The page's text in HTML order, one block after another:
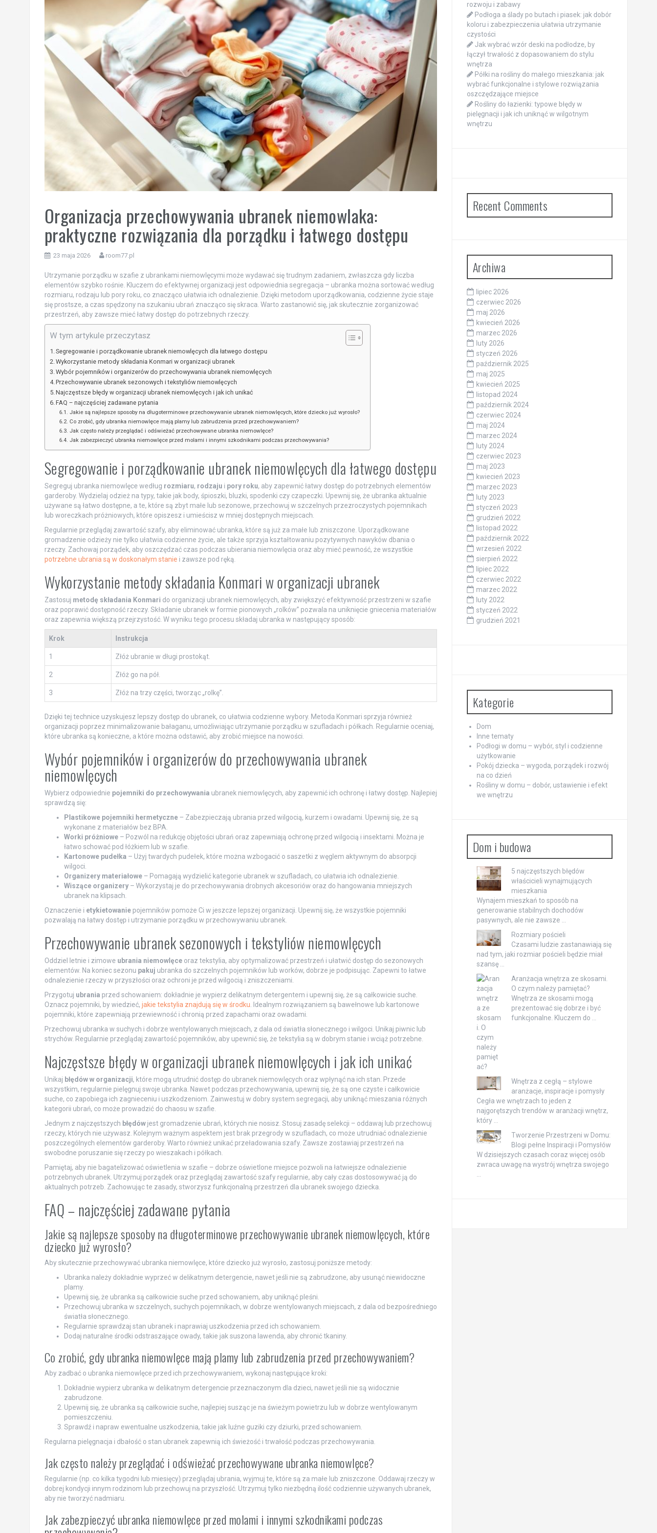
Organizacja przechowywania ubranek niemowlaka:
praktyczne rozwiązania dla porządku i łatwego dostępu
23 maja 2026 room77.pl
Utrzymanie porządku w szafie z ubrankami niemowlęcymi może wydawać się trudnym zadaniem, zwłaszcza gdy liczba
elementów szybko rośnie. Kluczem do efektywnej organizacji jest odpowiednia segregacja – ubranka można sortować według
rozmiaru, rodzaju lub pory roku, co znacząco ułatwia ich odnalezienie. Dzięki metodom uporządkowania, codzienne życie staje
się prostsze, a czas spędzony na szukaniu ubrań znacząco się skraca. Warto zastanowić się, jak skutecznie zorganizować
przestrzeń, aby zawsze mieć łatwy dostęp do potrzebnych rzeczy.
W tym artykule przeczytasz
Segregowanie i porządkowanie ubranek niemowlęcych dla łatwego dostępu
Wykorzystanie metody składania Konmari w organizacji ubranek
Wybór pojemników i organizerów do przechowywania ubranek niemowlęcych
Przechowywanie ubranek sezonowych i tekstyliów niemowlęcych
Najczęstsze błędy w organizacji ubranek niemowlęcych i jak ich unikać
FAQ – najczęściej zadawane pytania
Jakie są najlepsze sposoby na długoterminowe przechowywanie ubranek niemowlęcych, które dziecko już wyrosło?
Co zrobić, gdy ubranka niemowlęce mają plamy lub zabrudzenia przed przechowywaniem?
Jak często należy przeglądać i odświeżać przechowywane ubranka niemowlęce?
Jak zabezpieczyć ubranka niemowlęce przed molami i innymi szkodnikami podczas przechowywania?
Segregowanie i porządkowanie ubranek niemowlęcych dla łatwego dostępu
Segreguj ubranka niemowlęce według rozmiaru, rodzaju i pory roku, aby zapewnić łatwy dostęp do potrzebnych elementów
garderoby. Wydzielaj odzież na typy, takie jak body, śpioszki, bluzki, spodenki czy czapeczki. Upewnij się, że ubranka aktualnie
używane są łatwo dostępne, a te, które są zbyt małe lub sezonowe, przechowuj w szczelnych przezroczystych pojemnikach
lub woreczkach próżniowych, które opiszesz i umieścisz w mniej dostępnych miejscach.
Regularnie przeglądaj zawartość szafy, aby eliminować ubranka, które są już za małe lub zniszczone. Uporządkowane
gromadzenie odzieży nie tylko ułatwia codzienne życie, ale także sprzyja kształtowaniu pozytywnych nawyków dbania o
rzeczy. Zachowaj porządek, aby oszczędzać czas podczas ubierania niemowlęcia oraz aby mieć pewność, że wszystkie
potrzebne ubrania są w doskonałym stanie i zawsze pod ręką.
Wykorzystanie metody składania Konmari w organizacji ubranek
Zastosuj metodę składania Konmari do organizacji ubranek niemowlęcych, aby zwiększyć efektywność przestrzeni w szafie
oraz poprawić dostępność rzeczy. Składanie ubranek w formie pionowych „rolków” pozwala na uniknięcie gniecenia materiałów
oraz zapewnia większą przejrzystość. W wyniku tego procesu składaj ubranka w następujący sposób:
Krok Instrukcja
1 Złóż ubranie w długi prostokąt.
2 Złóż go na pół.
3 Złóż na trzy części, tworząc „rolkę”.
Dzięki tej technice uzyskujesz lepszy dostęp do ubranek, co ułatwia codzienne wybory. Metoda Konmari sprzyja również
organizacji poprzez minimalizowanie bałaganu, umożliwiając utrzymanie porządku w szufladach i półkach. Regularnie oceniaj,
które ubranka są konieczne, a które można odstawić, aby zrobić miejsce na nowości.
Wybór pojemników i organizerów do przechowywania ubranek
niemowlęcych
Wybierz odpowiednie pojemniki do przechowywania ubranek niemowlęcych, aby zapewnić ich ochronę i łatwy dostęp. Najlepiej
sprawdzą się:
Plastikowe pojemniki hermetyczne– Zabezpieczają ubrania przed wilgocią, kurzem i owadami. Upewnij się, że są
wykonane z materiałów bez BPA.
Worki próżniowe– Pozwól na redukcję objętości ubrań oraz zapewniają ochronę przed wilgocią i insektami. Można je
łatwo schować pod łóżkiem lub w szafie.
Kartonowe pudełka – Użyj twardych pudełek, które można wzbogacić o saszetki z węglem aktywnym do absorpcji
wilgoci.
Organizery materiałowe– Pomagają wydzielić kategorie ubranek w szufladach, co ułatwia ich odnalezienie.
Wiszące organizery– Wykorzystaj je do przechowywania drobnych akcesoriów oraz do hangowania mniejszych
ubranek na klipsach.
Oznaczenie i etykietowaniepojemników pomoże Ci w jeszcze lepszej organizacji. Upewnij się, że wszystkie pojemniki
pozwalają na łatwy dostęp i utrzymanie porządku w przechowywaniu ubranek.
Przechowywanie ubranek sezonowych i tekstyliów niemowlęcych
Oddziel letnie i zimowe ubrania niemowlęceoraz tekstylia, aby optymalizować przestrzeń i ułatwić dostęp do sezonowych
elementów. Na koniec sezonu pakuj ubranka do szczelnych pojemników lub worków, dobrze je podpisując. Zapewni to łatwe
odnalezienie rzeczy w przyszłości oraz ochroni je przed wilgocią i zniszczeniami.
Przygotuj ubrania przed schowaniem: dokładnie je wypierz delikatnym detergentem i upewnij się, że są całkowicie suche.
Oznacz pojemniki, by wiedzieć, jakie tekstylia znajdują się w środku . Idealnym rozwiązaniem są bawełnowe lub kartonowe
pojemniki, które zapewniają przewiewność i chronią przed zapachami oraz owadami.
Przechowuj ubranka w suchych i dobrze wentylowanych miejscach, z dala od światła słonecznego i wilgoci. Unikaj piwnic lub
strychów. Regularnie przeglądaj zawartość pojemników, aby upewnić się, że tekstylia są w dobrym stanie i wciąż potrzebne.
Najczęstsze błędy w organizacji ubranek niemowlęcych i jak ich unikać
Unikaj błędów w organizacji, które mogą utrudnić dostęp do ubranek niemowlęcych oraz wpłynąć na ich stan. Przede
wszystkim, regularnie pielęgnuj swoje ubranka. Nawet podczas przechowywania, upewnij się, że są one czyste i całkowicie
suche, co zapobiega ich zagnieceniu i uszkodzeniom. Zainwestuj w dobry system segregacji, aby uniknąć mieszania różnych
kategorii ubrań, co może prowadzić do chaosu w szafie.
Jednym z najczęstszych błędówjest gromadzenie ubrań, których nie nosisz. Stosuj zasadę selekcji – oddawaj lub przechowuj
rzeczy, których nie używasz. Kolejnym ważnym aspektem jest brak przegrody w szufladach, co może utrudniać odnalezienie
poszczególnych elementów garderoby. Warto również unikać przeładowania szafy. Zawsze zostawiaj przestrzeń na
swobodne poruszanie się rzeczy po wieszakach i półkach.
Pamiętaj, aby nie bagatelizować oświetlenia w szafie – dobrze oświetlone miejsce pozwoli na łatwiejsze odnalezienie
potrzebnych ubranek. Utrzymuj porządek oraz przeglądaj zawartość szafy regularnie, aby cały czas dostosowywać ją do
aktualnych potrzeb. Zachowując te zasady, stworzysz funkcjonalną przestrzeń dla ubranek swojego dziecka.
FAQ – najczęściej zadawane pytania
Jakie są najlepsze sposoby na długoterminowe przechowywanie ubranek niemowlęcych, które
dziecko już wyrosło?
Aby skutecznie przechowywać ubranka niemowlęce, które dziecko już wyrosło, zastosuj poniższe metody:
Ubranka należy dokładnie wyprzeć w delikatnym detergencie, nawet jeśli nie są zabrudzone, aby usunąć niewidoczne
plamy.
Upewnij się, że ubranka są całkowicie suche przed schowaniem, aby uniknąć pleśni.
Przechowuj ubranka w szczelnych, suchych pojemnikach, w dobrze wentylowanych miejscach, z dala od bezpośredniego
światła słonecznego.
Regularnie sprawdzaj stan ubranek i naprawiaj uszkodzenia przed ich schowaniem.
Dodaj naturalne środki odstraszające owady, takie jak suszona lawenda, aby chronić tkaniny.
Co zrobić, gdy ubranka niemowlęce mają plamy lub zabrudzenia przed przechowywaniem?
Aby zadbać o ubranka niemowlęce przed ich przechowywaniem, wykonaj następujące kroki:
Dokładnie wypierz ubranka w delikatnym detergencie przeznaczonym dla dzieci, nawet jeśli nie są widocznie
zabrudzone.
Upewnij się, że ubranka są całkowicie suche, najlepiej susząc je na świeżym powietrzu lub w dobrze wentylowanym
pomieszczeniu.
Sprawdź i napraw ewentualne uszkodzenia, takie jak luźne guziki czy dziurki, przed schowaniem.
Regularna pielęgnacja i dbałość o stan ubranek zapewnią ich świeżość i trwałość podczas przechowywania.
Jak często należy przeglądać i odświeżać przechowywane ubranka niemowlęce?
Regularnie (np. co kilka tygodni lub miesięcy) przeglądaj ubrania, wyjmuj te, które są za małe lub zniszczone. Oddawaj rzeczy w
dobrej kondycji innym rodzinom lub przechowuj na przyszłość. Utrzymuj tylko niezbędną ilość codziennie używanych ubranek,
aby nie tworzyć nadmiaru.
Jak zabezpieczyć ubranka niemowlęce przed molami i innymi szkodnikami podczas
rozwoju i zabawy
Podłoga a ślady po butach i piasek: jak dobór
koloru i zabezpieczenia ułatwia utrzymanie
czystości
Jak wybrać wzór deski na podłodze, by
łączył trwałość z dopasowaniem do stylu
wnętrza
Półki na rośliny do małego mieszkania: jak
wybrać funkcjonalne i stylowe rozwiązania
oszczędzające miejsce
Rośliny do łazienki: typowe błędy w
pielęgnacji i jak ich uniknąć w wilgotnym
wnętrzu
Recent Comments
Archiwa
lipiec 2026
czerwiec 2026
maj 2026
kwiecień 2026
marzec 2026
luty 2026
styczeń 2026
październik 2025
maj 2025
kwiecień 2025
listopad 2024
październik 2024
czerwiec 2024
maj 2024
marzec 2024
luty 2024
czerwiec 2023
maj 2023
kwiecień 2023
marzec 2023
luty 2023
styczeń 2023
grudzień 2022
listopad 2022
październik 2022
wrzesień 2022
sierpień 2022
lipiec 2022
czerwiec 2022
marzec 2022
luty 2022
styczeń 2022
grudzień 2021
Kategorie
Dom
Inne tematy
Podłogi w domu – wybór, styl i codzienne
użytkowanie
Pokój dziecka – wygoda, porządek i rozwój
na co dzień
Rośliny w domu – dobór, ustawienie i efekt
we wnętrzu
Dom i budowa
5 najczęstszych błędów
właścicieli wynajmujących
mieszkania
Wynajem mieszkań to sposób na
generowanie stabilnych dochodów
pasywnych, ale nie zawsze …
Rozmiary pościeli
Czasami ludzie zastanawiają się
nad tym, jaki rozmiar pościeli będzie miał
szansę …
Aranżacja wnętrza ze skosami.
O czym należy pamiętać?
Wnętrza ze skosami mogą
prezentować się dobrze i być
funkcjonalne. Kluczem do …
Wnętrza z cegłą – stylowe
aranżacje, inspiracje i pomysły
Cegła we wnętrzach to jeden z
najgorętszych trendów w aranżacji wnętrz,
który …
Tworzenie Przestrzeni w Domu:
Blogi pełne Inspiracji i Pomysłów
W dzisiejszych czasach coraz więcej osób
zwraca uwagę na wystrój wnętrza swojego